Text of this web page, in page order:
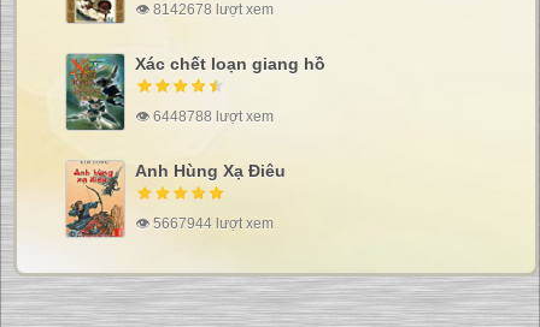
👁 8142678 lượt xem
Xác chết loạn giang hồ
👁 6448788 lượt xem
Anh Hùng Xạ Điêu
👁 5667944 lượt xem